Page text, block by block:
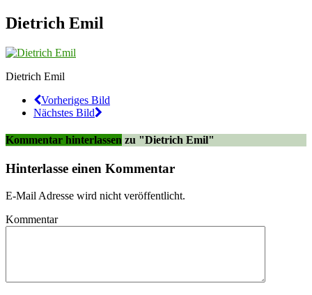
Dietrich Emil
Dietrich Emil
Vorheriges Bild
Nächstes Bild
Kommentar hinterlassen zu "Dietrich Emil"
Hinterlasse einen Kommentar
E-Mail Adresse wird nicht veröffentlicht.
Kommentar